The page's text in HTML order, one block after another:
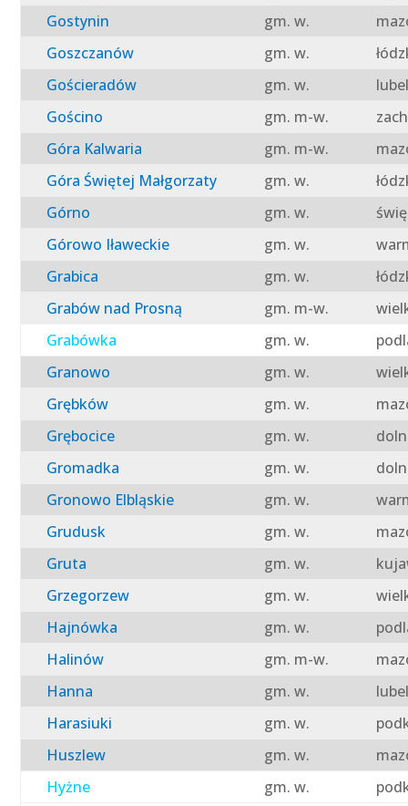
Gostynin
gm. w.
Goszczanów
gm. w.
Gościeradów
gm. w.
Gościno
gm. m-w.
Góra Kalwaria
gm. m-w.
Góra Świętej Małgorzaty
gm. w.
Górno
gm. w.
Górowo Iławeckie
gm. w.
Grabica
gm. w.
Grabów nad Prosną
gm. m-w.
Grabówka
gm. w.
Granowo
gm. w.
Grębków
gm. w.
Grębocice
gm. w.
Gromadka
gm. w.
Gronowo Elbląskie
gm. w.
Grudusk
gm. w.
Gruta
gm. w.
Grzegorzew
gm. w.
Hajnówka
gm. w.
Halinów
gm. m-w.
Hanna
gm. w.
Harasiuki
gm. w.
Huszlew
gm. w.
Hyżne
gm. w.